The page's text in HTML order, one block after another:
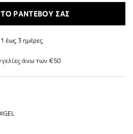
ΤΟ ΡΑΝΤΕΒΟΥ ΣΑΣ
έως 3 ημέρες
άνω των €50